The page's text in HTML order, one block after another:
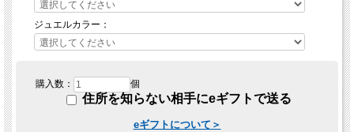
ジュエルカラー：
購入数： 個
住所を知らない相手にeギフトで送る
eギフトについて＞